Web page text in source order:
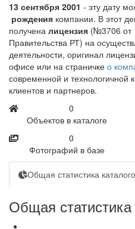
13 сентября 2001 - эту дату
рождения компании. В этот
получена лицензия (№3706 от
Правительства РТ) на
деятельности, оригинал
офисе или на страничке о
современной и технологичной
клиентов и партнеров.
0
Объектов в каталоге
0
Фотографий в базе
Общая статистика
Общая статистика